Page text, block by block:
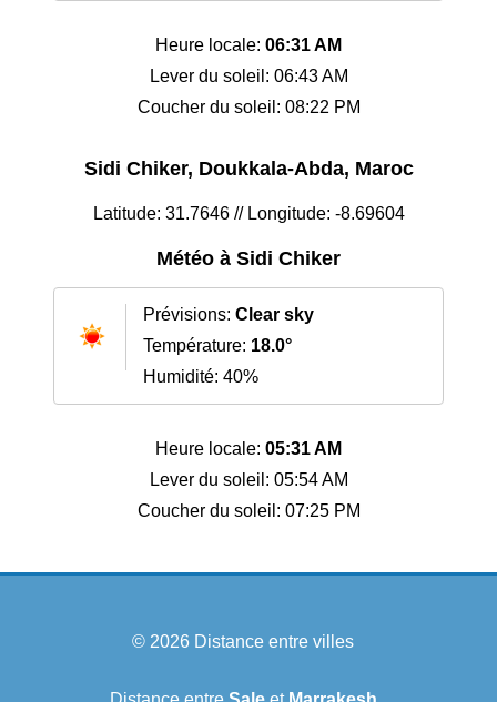
Heure locale: 06:31 AM
Lever du soleil: 06:43 AM
Coucher du soleil: 08:22 PM
Sidi Chiker, Doukkala-Abda, Maroc
Latitude: 31.7646 // Longitude: -8.69604
Météo à Sidi Chiker
Prévisions: Clear sky
Température: 18.0°
Humidité: 40%
Heure locale: 05:31 AM
Lever du soleil: 05:54 AM
Coucher du soleil: 07:25 PM
© 2026 Distance entre villes